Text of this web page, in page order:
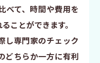
べて、時間や費用を
ことができます。
し専門家のチェック
どちらか一方に有利